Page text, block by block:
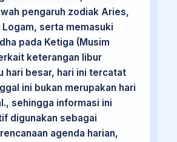
pengaruh zodiak Aries,
serta memasuki
pada Ketiga (Musim
keterangan libur
hari besar, hari ini tercatat
ini bukan merupakan hari
sehingga informasi ini
digunakan sebagai
agenda harian,